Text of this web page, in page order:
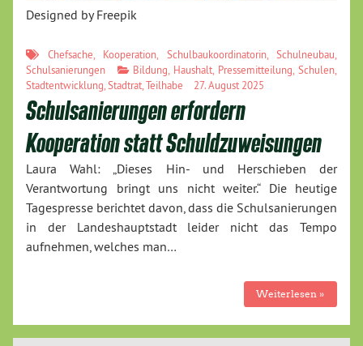
Designed by Freepik
Chefsache, Kooperation, Schulbaukoordinatorin, Schulneubau,
Schulsanierungen
Bildung, Haushalt, Pressemitteilung, Schulen,
Stadtentwicklung,Stadtrat,Teilhabe 27. August 2025
Schulsanierungen erfordern
Kooperation statt Schuldzuweisungen
Laura Wahl: „Dieses Hin- und Herschieben der
Verantwortung bringt uns nicht weiter.“ Die heutige
Tagespresse berichtet davon, dass die Schulsanierungen
in der Landeshauptstadt leider nicht das Tempo
aufnehmen, welches man…
Weiterlesen »